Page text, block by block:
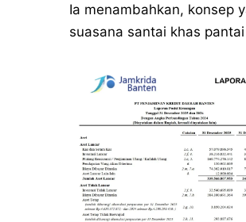
Ia menambahkan, konsep
suasana santai khas